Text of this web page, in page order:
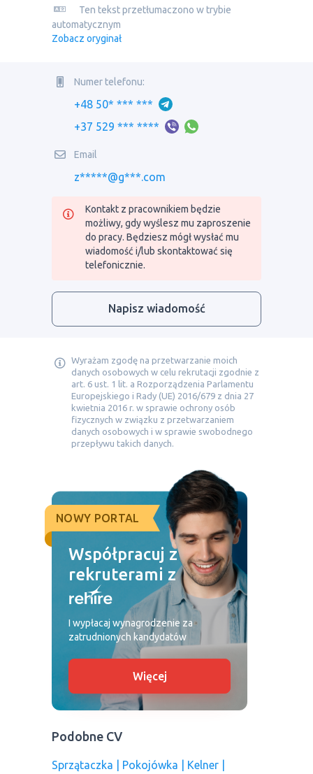
Ten tekst przetłumaczono w trybie
automatycznym
Zobacz oryginał
Numer telefonu:
+48 50* *** ***
+37 529 *** ****
Email
z*****@g***.com
Kontakt z pracownikiem będzie
możliwy, gdy wyślesz mu zaproszenie
do pracy. Będziesz mógł wysłać mu
wiadomość i/lub skontaktować się
telefonicznie.
Napisz wiadomość
Wyrażam zgodę na przetwarzanie moich
danych osobowych w celu rekrutacji zgodnie z
art. 6 ust. 1 lit. a Rozporządzenia Parlamentu
Europejskiego i Rady (UE) 2016/679 z dnia 27
kwietnia 2016 r. w sprawie ochrony osób
fizycznych w związku z przetwarzaniem
danych osobowych i w sprawie swobodnego
przepływu takich danych.
NOWY PORTAL
Współpracuj z
rekruterami z
I wypłacaj wynagrodzenie za
zatrudnionych kandydatów
Więcej
Podobne CV
Sprzątaczka | Pokojówka | Kelner |